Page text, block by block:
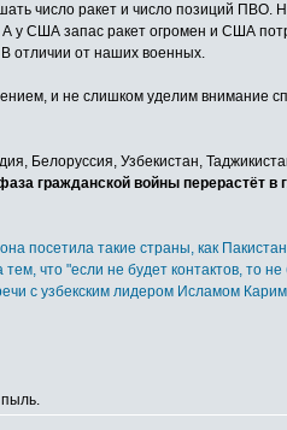
число ракет и число позиций ПВО.
А у США запас ракет огромен и США
отличии от наших военных.
и не слишком уделим внимание
Белоруссия, Узбекистан,
гражданской войны перерастёт в
посетила такие страны, как
что "если не будет контактов, то
с узбекским лидером Исламом
пыль.